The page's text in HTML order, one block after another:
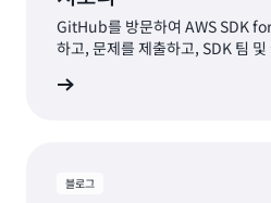
GitHub를 방문하여 AWS SDK
하고, 문제를 제출하고, SDK 팀
블로그